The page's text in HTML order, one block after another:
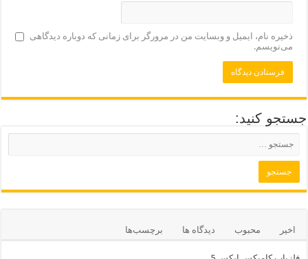
ذخیره نام، ایمیل و وبسایت من در مرورگر برای زمانی که دوباره دیدگاهی
می‌نویسم.
جستجو کنید:
اخیر محبوب دیدگاه ها برچسب‌ها